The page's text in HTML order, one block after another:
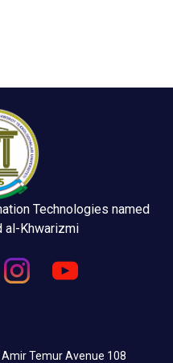
Technologies named
al-Khwarizmi
Temur Avenue 108